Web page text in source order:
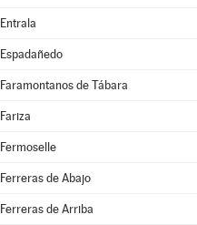
Entrala
Espadañedo
Faramontanos de Tábara
Fariza
Fermoselle
Ferreras de Abajo
Ferreras de Arriba